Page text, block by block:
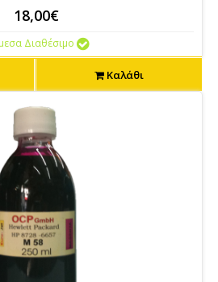
18,00€
Διαθέσιμο
Καλάθι